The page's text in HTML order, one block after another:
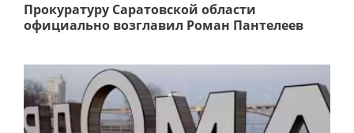
Прокуратуру Саратовской области
официально возглавил Роман Пантелеев